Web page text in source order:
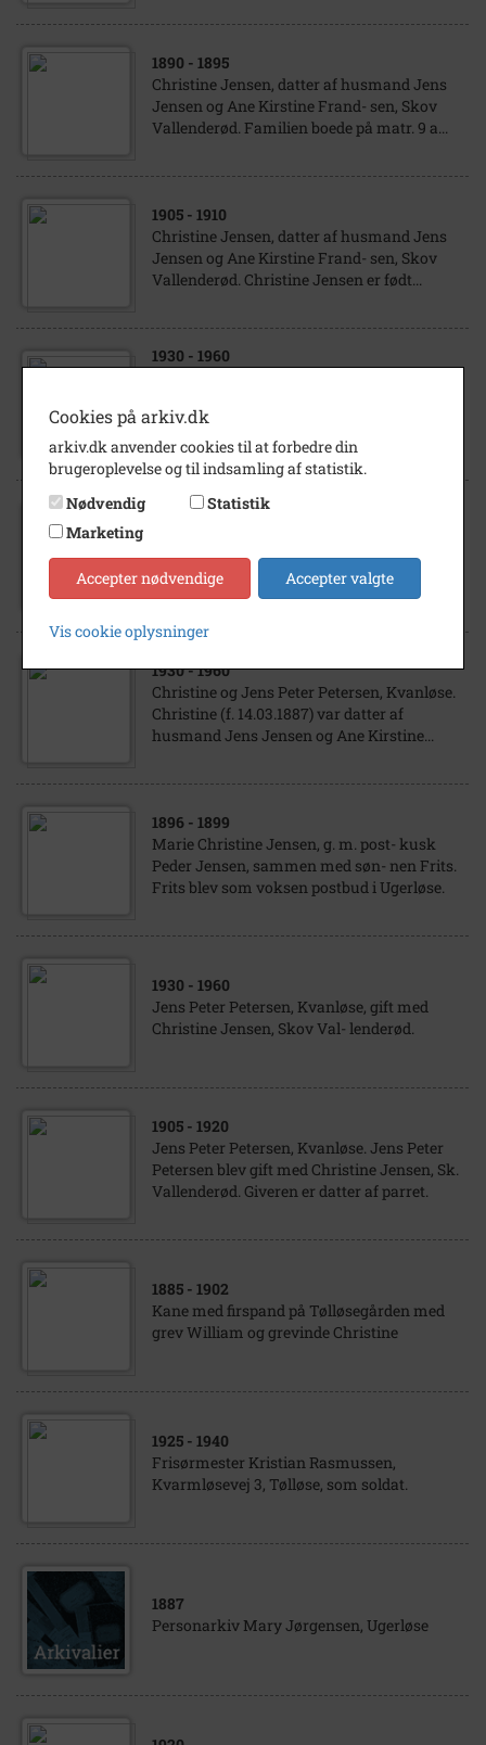
1890 - 1895
Christine Jensen, datter af husmand Jens
Jensen og Ane Kirstine Frand- sen, Skov
Vallenderød. Familien boede på matr. 9 a...
1905 - 1910
Christine Jensen, datter af husmand Jens
Jensen og Ane Kirstine Frand- sen, Skov
Vallenderød. Christine Jensen er født...
1930 - 1960
Jensen og Ane Kirstine Frandsen, Skov
Vallen- derød.
Christine Larsen, f. Jensen i Bårup Smedje
1930- 1960
Christine og Jens Peter Petersen, Kvanløse.
Christine (f. 14.03.1887) var datter af
husmand Jens Jensen og Ane Kirstine...
1896 - 1899
Marie Christine Jensen, g. m. post- kusk
Peder Jensen, sammen med søn- nen Frits.
Frits blev som voksen postbud i Ugerløse.
1930 - 1960
Jens Peter Petersen, Kvanløse, gift med
Christine Jensen, Skov Val- lenderød.
1905 - 1920
Jens Peter Petersen, Kvanløse. Jens Peter
Petersen blev gift med Christine Jensen, Sk.
Vallenderød. Giveren er datter af parret.
1885 - 1902
Kane med firspand på Tølløsegården med
grev William og grevinde Christine
1925 - 1940
Frisørmester Kristian Rasmussen,
Kvarmløsevej 3, Tølløse, som soldat.
1887
Personarkiv Mary Jørgensen, Ugerløse
Cookies på arkiv.dk
arkiv.dk anvender cookies til at forbedre din
brugeroplevelse og til indsamling af statistik.
Nødvendig
Statistik
Marketing
Accepter nødvendige Accepter valgte
Vis cookie oplysninger